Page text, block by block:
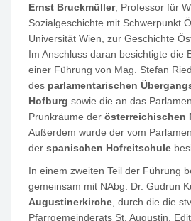
Ernst Bruckmüller, Professor für
Sozialgeschichte mit Schwerpunkt
Universität Wien, zur Geschichte
Im Anschluss daran besichtigte die
einer Führung von Mag. Stefan
des parlamentarischen
Hofburg sowie die an das
Prunkräume der österreichischen
Außerdem wurde der vom
der spanischen Hofreitschule
In einem zweiten Teil der Führung
gemeinsam mit NAbg. Dr. Gudrun
Augustinerkirche , durch die die
Pfarrgemeinderats St. Augustin,